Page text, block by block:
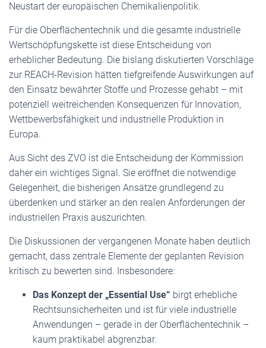
Neustart der europäischen Chemikalienpolitik.
Für die Oberflächentechnik und die gesamte industrielle
Wertschöpfungskette ist diese Entscheidung von
erheblicher Bedeutung. Die bislang diskutierten Vorschläge
zur REACH-Revision hätten tiefgreifende Auswirkungen auf
den Einsatz bewährter Stoffe und Prozesse gehabt – mit
potenziell weitreichenden Konsequenzen für Innovation,
Wettbewerbsfähigkeit und industrielle Produktion in
Europa.
Aus Sicht des ZVO ist die Entscheidung der Kommission
daher ein wichtiges Signal. Sie eröffnet die notwendige
Gelegenheit, die bisherigen Ansätze grundlegend zu
überdenken und stärker an den realen Anforderungen der
industriellen Praxis auszurichten.
Die Diskussionen der vergangenen Monate haben deutlich
gemacht, dass zentrale Elemente der geplanten Revision
kritisch zu bewerten sind. Insbesondere:
Das Konzept der „Essential Use“ birgt erhebliche
Rechtsunsicherheiten und ist für viele industrielle
Anwendungen – gerade in der Oberflächentechnik –
kaum praktikabel abgrenzbar.